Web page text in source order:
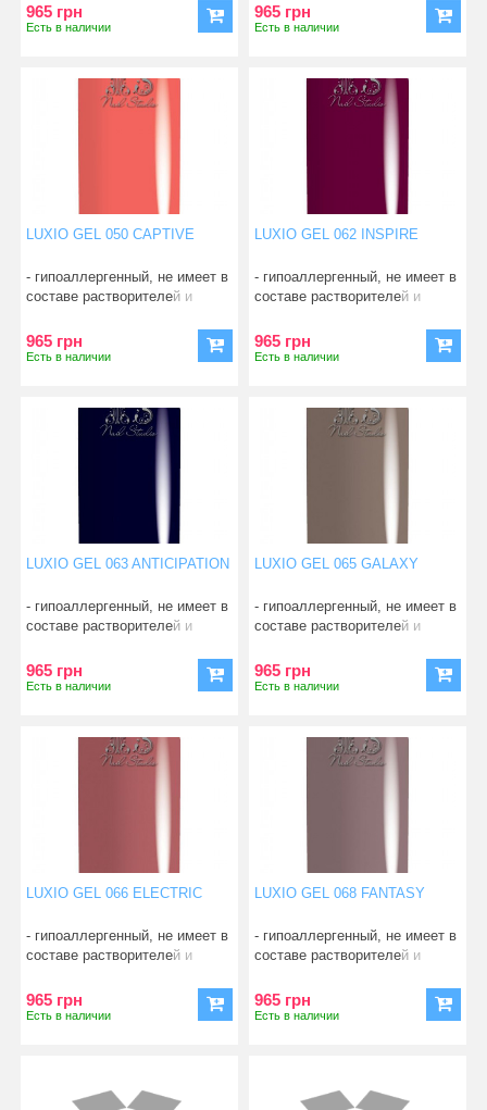
965 грн
Есть в наличии
965 грн
Есть в наличии
LUXIO GEL 050 CAPTIVE
- гипоаллергенный, не имеет в
составе растворителей и
965 грн
Есть в наличии
LUXIO GEL 062 INSPIRE
- гипоаллергенный, не имеет в
составе растворителей и
965 грн
Есть в наличии
LUXIO GEL 063 ANTICIPATION
- гипоаллергенный, не имеет в
составе растворителей и
965 грн
Есть в наличии
LUXIO GEL 065 GALAXY
- гипоаллергенный, не имеет в
составе растворителей и
965 грн
Есть в наличии
LUXIO GEL 066 ELECTRIC
- гипоаллергенный, не имеет в
составе растворителей и
965 грн
Есть в наличии
LUXIO GEL 068 FANTASY
- гипоаллергенный, не имеет в
составе растворителей и
965 грн
Есть в наличии